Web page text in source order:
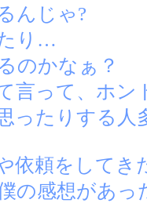
んじゃ?
り…
のかなぁ？
言って、ホン
ったりする人
依頼をして
の感想があ